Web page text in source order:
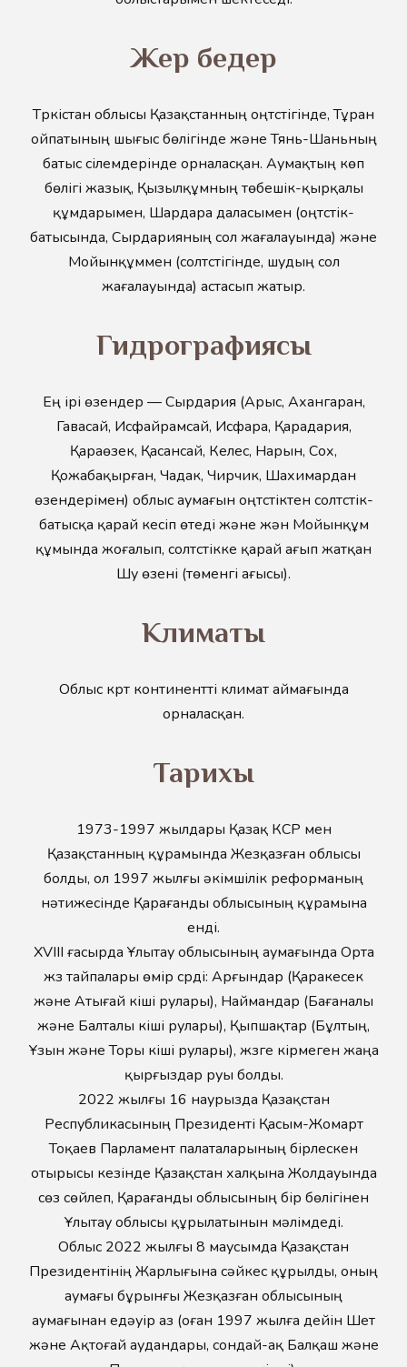
Жер бедер
Түркістан облысы Қазақстанның оңтүстігінде, Тұран
ойпатының шығыс бөлігінде және Тянь-Шаньның
батыс сілемдерінде орналасқан. Аумақтың көп
бөлігі жазық, Қызылқұмның төбешік-қырқалы
құмдарымен, Шардара даласымен (оңтүстік-
батысында, Сырдарияның сол жағалауында) және
Мойынқұммен (солтүстігінде, шудың сол
жағалауында) астасып жатыр.
Гидрографиясы
Ең ірі өзендер — Сырдария (Арыс, Ахангаран,
Гавасай, Исфайрамсай, Исфара, Қарадария,
Қараөзек, Қасансай, Келес, Нарын, Сох,
Қожабақырған, Чадак, Чирчик, Шахимардан
өзендерімен) облыс аумағын оңтүстіктен солтүстік-
батысқа қарай кесіп өтеді және жән Мойынқұм
құмында жоғалып, солтүстікке қарай ағып жатқан
Шу өзені (төменгі ағысы).
Климаты
Облыс күрт континентті климат аймағында
орналасқан.
Тарихы
1973-1997 жылдары Қазақ КСР мен
Қазақстанның құрамында Жезқазған облысы
болды, ол 1997 жылғы әкімшілік реформаның
нәтижесінде Қарағанды облысының құрамына
енді.
XVIII ғасырда Ұлытау облысының аумағында Орта
жүз тайпалары өмір сүрді: Арғындар (Қаракесек
және Атығай кіші рулары), Наймандар (Бағаналы
және Балталы кіші рулары), Қыпшақтар (Бұлтың,
Ұзын және Торы кіші рулары), жүзге кірмеген жаңа
қырғыздар руы болды.
2022 жылғы 16 наурызда Қазақстан
Республикасының Президенті Қасым-Жомарт
Тоқаев Парламент палаталарының бірлескен
отырысы кезінде Қазақстан халқына Жолдауында
сөз сөйлеп, Қарағанды облысының бір бөлігінен
Ұлытау облысы құрылатынын мәлімдеді.
Облыс 2022 жылғы 8 маусымда Қазақстан
Президентінің Жарлығына сәйкес құрылды, оның
аумағы бұрынғы Жезқазған облысының
аумағынан едәуір аз (оған 1997 жылға дейін Шет
және Ақтоғай аудандары, сондай-ақ Балқаш және